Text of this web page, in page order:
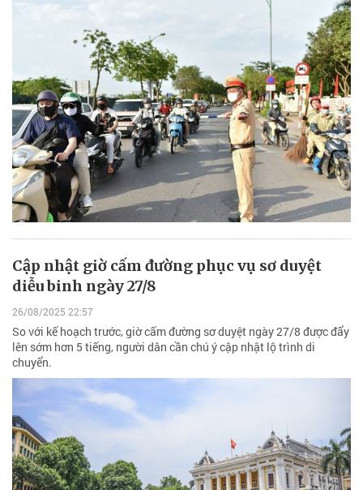
Cập nhật giờ cấm đường phục vụ sơ duyệt
diễu binh ngày 27/8
26/08/2025 22:57
So với kế hoạch trước, giờ cấm đường sơ duyệt ngày 27/8 được đẩy
lên sớm hơn 5 tiếng, người dân cần chú ý cập nhật lộ trình di
chuyển.